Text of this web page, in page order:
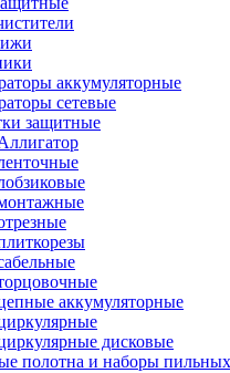
аккумуляторные
сетевые
защитные
аккумуляторные
дисковые
полотна и наборы